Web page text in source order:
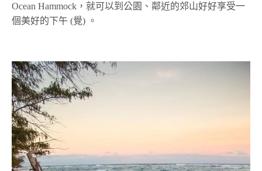
Ocean Hammock，就可以到公園、鄰近的郊山好好享受一
個美好的下午 (覺) 。